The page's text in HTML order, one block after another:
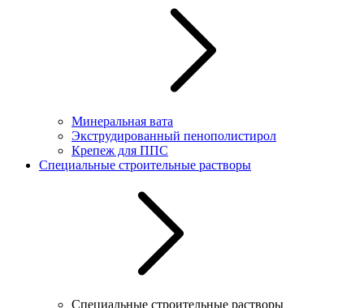
Минеральная вата
Экструдированный пенополистирол
Крепеж для ППС
Специальные строительные растворы
Специальные строительные растворы